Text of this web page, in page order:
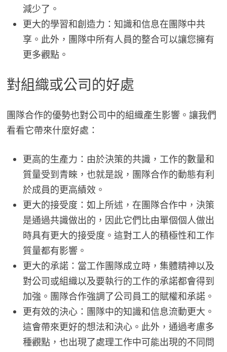
減少了。
更大的學習和創造力：知識和信息在團隊中共
享。此外，團隊中所有人員的整合可以讓您擁有
更多觀點。
對組織或公司的好處
團隊合作的優勢也對公司中的組織產生影響。讓我們
看看它帶來什麼好處：
更高的生產力：由於決策的共識，工作的數量和
質量受到青睞，也就是說，團隊合作的動態有利
於成員的更高績效。
更大的接受度：如上所述，在團隊合作中，決策
是通過共識做出的，因此它們比由單個個人做出
時具有更大的接受度。這對工人的積極性和工作
質量都有影響。
更大的承諾：當工作團隊成立時，集體精神以及
對公司或組織以及要執行的工作的承諾都會得到
加強。團隊合作強調了公司員工的賦權和承諾。
更有效的決心：團隊中的知識和信息流動更大。
這會帶來更好的想法和決心。此外，通過考慮多
種觀點，也出現了處理工作中可能出現的不同問